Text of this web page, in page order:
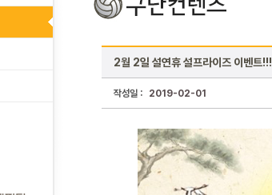
2월 2일 설연휴 설프라이즈 이벤트!!!
작성일 : 2019-02-01